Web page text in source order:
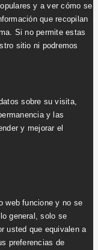
y a ver cómo se
que recopilan
Si no permite estas
sitio ni podremos
sobre su visita,
y las
y mejorar el
web funcione y no se
general, solo se
usted que equivalen a
preferencias de